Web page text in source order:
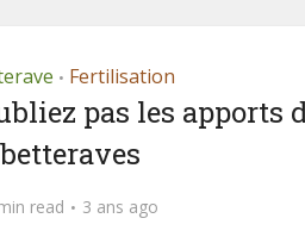
• Fertilisation
pas les apports
betteraves
read 3 ans ago